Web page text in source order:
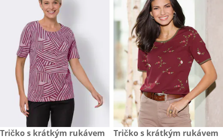
zlevněná cena: 179,- Kč, původní cena: 299,- Kč
- 40 %
Tričko s krátkým rukávem
399,- Kč
Tričko s krátkým rukávem